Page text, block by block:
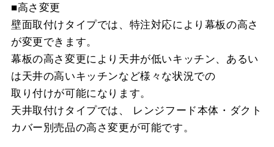
■高さ変更
壁面取付けタイプでは、特注対応により幕板の高さ
が変更できます。
幕板の高さ変更により天井が低いキッチン、あるい
は天井の高いキッチンなど様々な状況での
取り付けが可能になります。
天井取付けタイプでは、 レンジフード本体・ダクト
カバー別売品の高さ変更が可能です。